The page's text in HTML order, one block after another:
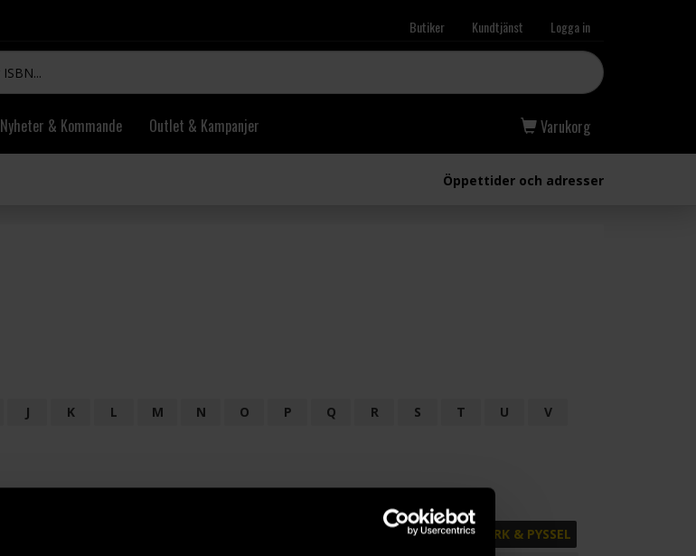
Butiker Kundtjänst Logga in
Nyheter & Kommande Outlet & Kampanjer Varukorg
Öppettider och adresser
J K L M N O P Q R S T U
V
FACKLITTERATUR
HANTVERK & PYSSEL